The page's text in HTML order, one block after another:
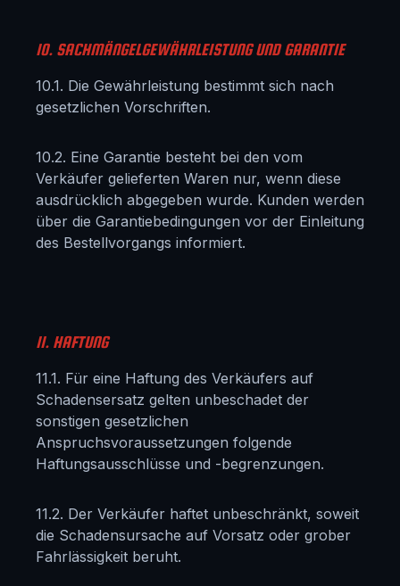
10. SACHMÄNGELGEWÄHRLEISTUNG UND GARANTIE
10.1. Die Gewährleistung bestimmt sich nach
gesetzlichen Vorschriften.
10.2. Eine Garantie besteht bei den vom
Verkäufer gelieferten Waren nur, wenn diese
ausdrücklich abgegeben wurde. Kunden werden
über die Garantiebedingungen vor der Einleitung
des Bestellvorgangs informiert.
11. HAFTUNG
11.1. Für eine Haftung des Verkäufers auf
Schadensersatz gelten unbeschadet der
sonstigen gesetzlichen
Anspruchsvoraussetzungen folgende
Haftungsausschlüsse und -begrenzungen.
11.2. Der Verkäufer haftet unbeschränkt, soweit
die Schadensursache auf Vorsatz oder grober
Fahrlässigkeit beruht.